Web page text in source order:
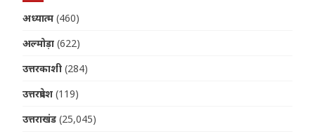
अध्यात्म (460)
अल्मोड़ा (622)
उत्तरकाशी (284)
उत्तरप्रदेश (119)
उत्तराखंड (25,045)